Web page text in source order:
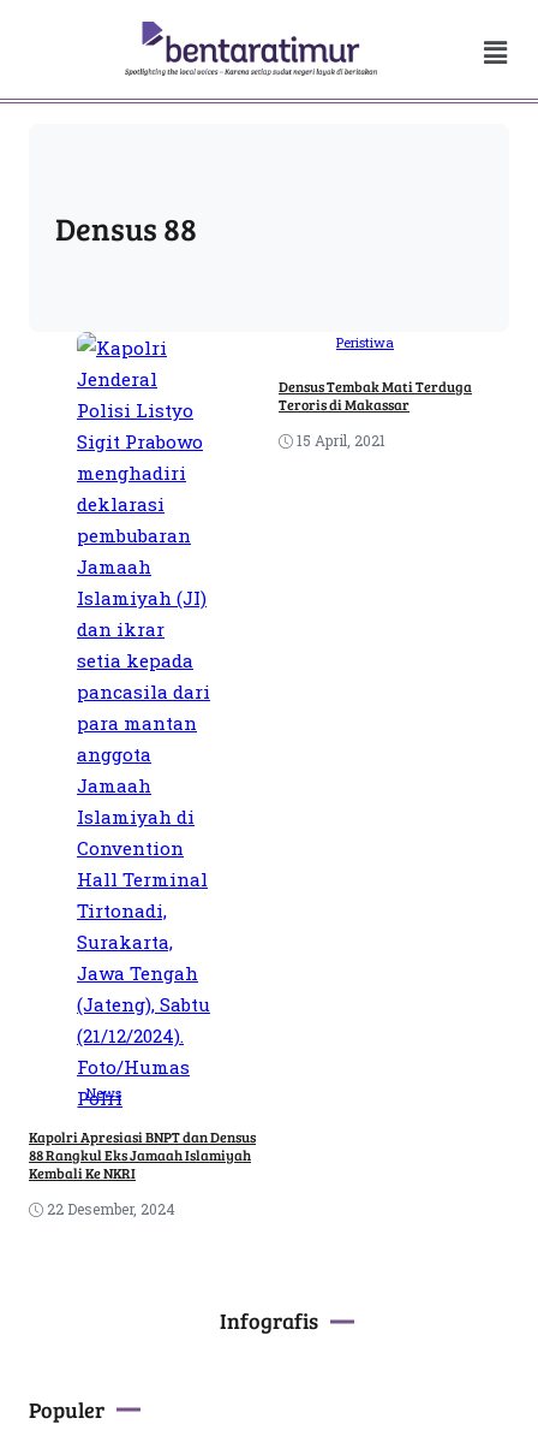
Densus 88
News
Kapolri Apresiasi BNPT dan Densus
88 Rangkul Eks Jamaah Islamiyah
Kembali Ke NKRI
22 Desember, 2024
Peristiwa
Densus Tembak Mati Terduga
Teroris di Makassar
15 April, 2021
Infografis
Populer